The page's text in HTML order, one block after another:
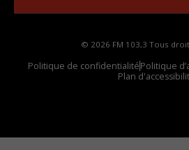
© 2026 FM 103,3 Tous
Politique de confidentialitéPolitique
Plan